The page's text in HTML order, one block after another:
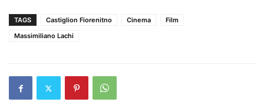
TAGS Castiglion Fiorenitno Cinema
Film
Massimiliano Lachi